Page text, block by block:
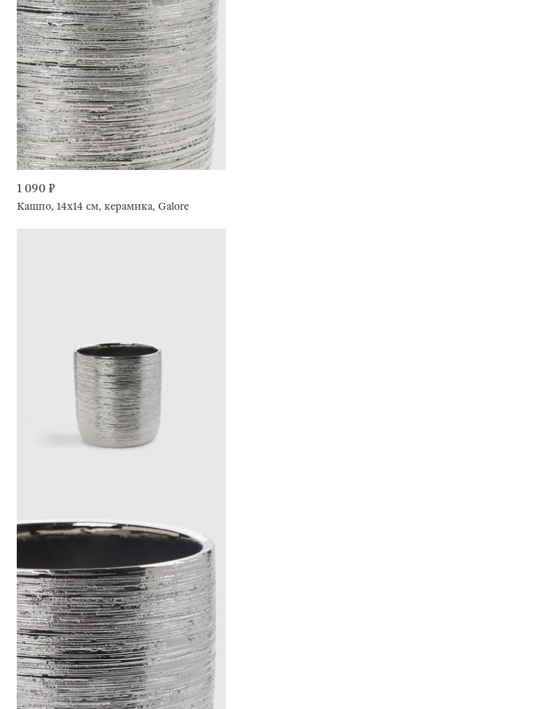
1 090 ₽
Кашпо, 14х14 см, керамика, Galore